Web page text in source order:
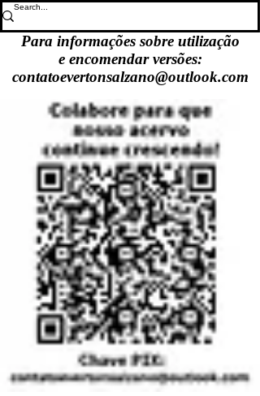
Para informações sobre utilização
e encomendar versões:
contatoevertonsalzano@outlook.com